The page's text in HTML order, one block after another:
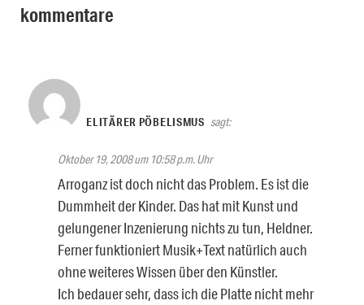
kommentare
ELITÄRER PÖBELISMUS sagt:
Oktober 19, 2008 um 10:58 p.m. Uhr
Arroganz ist doch nicht das Problem. Es ist die
Dummheit der Kinder. Das hat mit Kunst und
gelungener Inzenierung nichts zu tun, Heldner.
Ferner funktioniert Musik+Text natürlich auch
ohne weiteres Wissen über den Künstler.
Ich bedauer sehr, dass ich die Platte nicht mehr